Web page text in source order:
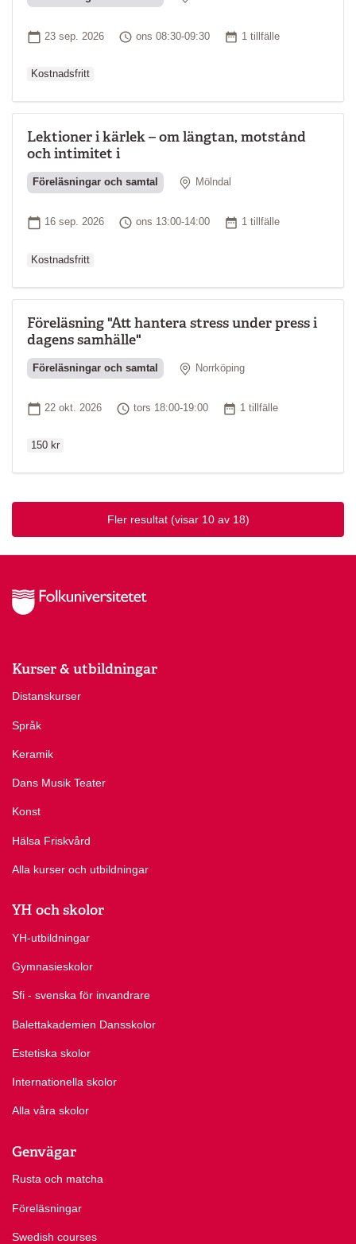
Startdatum
23 sep. 2026 Tid
ons 08:30-09:30 Antal tillfällen
1 tillfälle
Kostnadsfritt
Lektioner i kärlek – om längtan, motstånd
och intimitet i
Föreläsningar och samtal Plats
Mölndal
Startdatum
16 sep. 2026 Tid
ons 13:00-14:00 Antal tillfällen
1 tillfälle
Kostnadsfritt
Föreläsning "Att hantera stress under press i
dagens samhälle"
Föreläsningar och samtal Plats
Norrköping
Startdatum
22 okt. 2026 Tid
tors 18:00-19:00 Antal tillfällen
1 tillfälle
150 kr
Fler resultat (visar 10 av 18)
Kurser & utbildningar
Distanskurser
Språk
Keramik
Dans Musik Teater
Konst
Hälsa Friskvård
Alla kurser och utbildningar
YH och skolor
YH-utbildningar
Gymnasieskolor
Sfi - svenska för invandrare
Balettakademien Dansskolor
Estetiska skolor
Internationella skolor
Alla våra skolor
Genvägar
Rusta och matcha
Föreläsningar
Swedish courses